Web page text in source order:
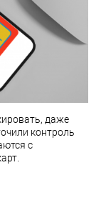
даже
контроль
с